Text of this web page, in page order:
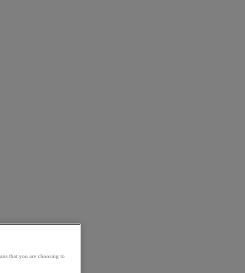
that you are choosing to